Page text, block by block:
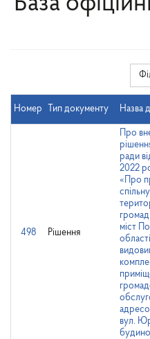
Номер Тип документу Назва
498 Рішення
Про
ради
2022
«Про
міст
вул.